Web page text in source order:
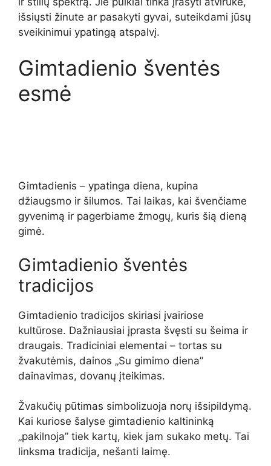
išsiųsti žinute ar pasakyti gyvai, suteikdami jūsų
sveikinimui ypatingą atspalvį.
Gimtadienio šventės
esmė
Gimtadienis – ypatinga diena, kupina
džiaugsmo ir šilumos. Tai laikas, kai švenčiame
gyvenimą ir pagerbiame žmogų, kuris šią dieną
gimė.
Gimtadienio šventės
tradicijos
Gimtadienio tradicijos skiriasi įvairiose
kultūrose. Dažniausiai įprasta švęsti su šeima ir
draugais. Tradiciniai elementai – tortas su
žvakutėmis, dainos „Su gimimo diena”
dainavimas, dovanų įteikimas.
Žvakučių pūtimas simbolizuoja norų išsipildymą.
Kai kuriose šalyse gimtadienio kaltininką
„pakilnoja” tiek kartų, kiek jam sukako metų. Tai
linksma tradicija, nešanti laimę.